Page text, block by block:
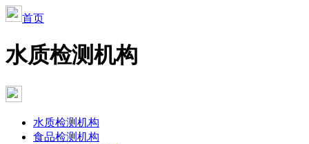
首页
水质检测机构
水质检测机构
食品检测机构